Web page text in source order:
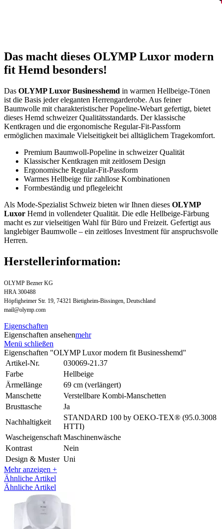
Das macht dieses OLYMP Luxor modern
fit Hemd besonders!
Das OLYMP Luxor Businesshemd in warmen Hellbeige-Tönen
ist die Basis jeder eleganten Herrengarderobe. Aus feiner
Baumwolle mit charakteristischer Popeline-Webart gefertigt, bietet
dieses Hemd schweizer Qualitätsstandards. Der klassische
Kentkragen und die ergonomische Regular-Fit-Passform
ermöglichen maximale Vielseitigkeit bei alltäglichem Tragekomfort.
Premium Baumwoll-Popeline in schweizer Qualität
Klassischer Kentkragen mit zeitlosem Design
Ergonomische Regular-Fit-Passform
Warmes Hellbeige für zahllose Kombinationen
Formbeständig und pflegeleicht
Als Mode-Spezialist Schweiz bieten wir Ihnen dieses OLYMP
Luxor Hemd in vollendeter Qualität. Die edle Hellbeige-Färbung
macht es zur vielseitigen Wahl für Büro und Freizeit. Gefertigt aus
langlebiger Baumwolle – ein zeitloses Investment für anspruchsvolle
Herren.
Herstellerinformation:
OLYMP Bezner KG
HRA 300488
Höpfigheimer Str. 19, 74321 Bietigheim-Bissingen, Deutschland
mail@olymp.com
Eigenschaften
Eigenschaften ansehenmehr
Menü schließen
Eigenschaften "OLYMP Luxor modern fit Businesshemd"
Artikel-Nr.
030069-21.37
Farbe
Hellbeige
Ärmellänge
69 cm (verlängert)
Manschette
Verstellbare Kombi-Manschetten
Brusttasche
Ja
Nachhaltigkeit
STANDARD 100 by OEKO-TEX® (95.0.3008
HTTI)
Wascheigenschaft Maschinenwäsche
Kontrast
Nein
Design & Muster Uni
Mehr anzeigen +
Ähnliche Artikel
Ähnliche Artikel